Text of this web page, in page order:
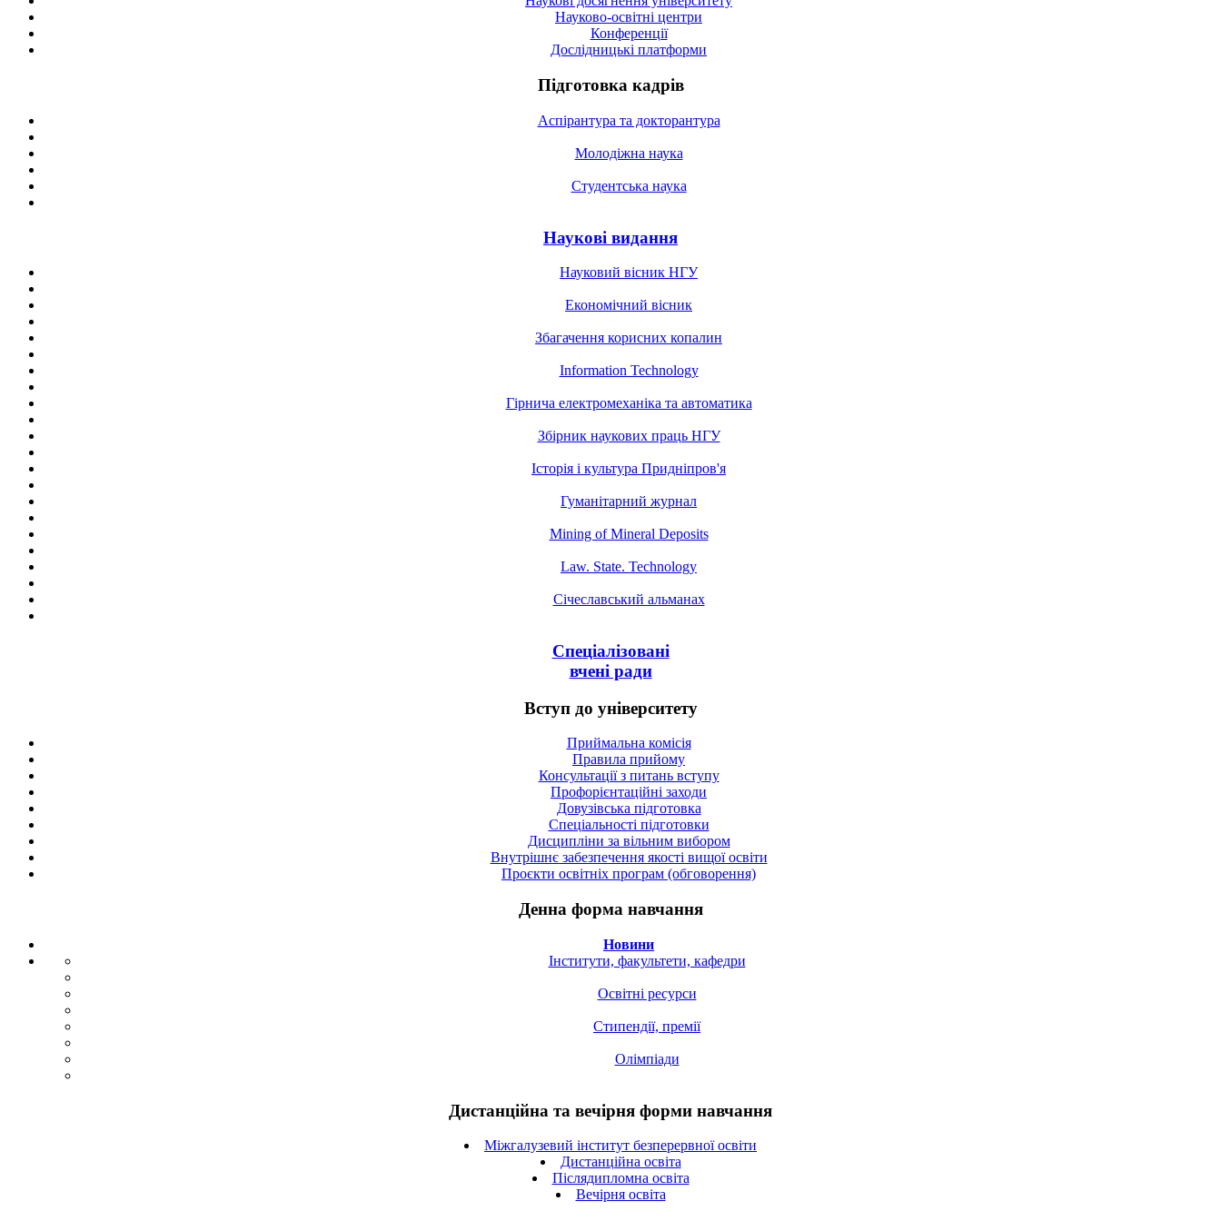
Науково-освітні центри
Конференції
Дослідницькі платформи
Підготовка кадрів
Аспірантура та докторантура
Молодіжна наука
Студентська наука
Наукові видання
Науковий вісник НГУ
Економічний вісник
Збагачення корисних копалин
Information Technology
Гірнича електромеханіка та автоматика
Збірник наукових праць НГУ
Історія і культура Придніпров'я
Гуманітарний журнал
Mining of Mineral Deposits
Law. State. Technology
Січеславський альманах
Спеціалізовані
вчені ради
Вступ до університету
Приймальна комісія
Правила прийому
Консультації з питань вступу
Профорієнтаційні заходи
Довузівська підготовка
Спецiальностi підготовки
Дисципліни за вільним вибором
Внутрішнє забезпечення якості вищої освіти
Проєкти освітніх програм (обговорення)
Денна форма навчання
Новини
Інститути, факультети, кафедри
Освітні ресурси
Стипендії, премії
Олімпіади
Дистанційна та вечірня форми навчання
Міжгалузевий інститут безперервної освіти
Дистанційна освіта
Післядипломна освіта
Вечірня освіта